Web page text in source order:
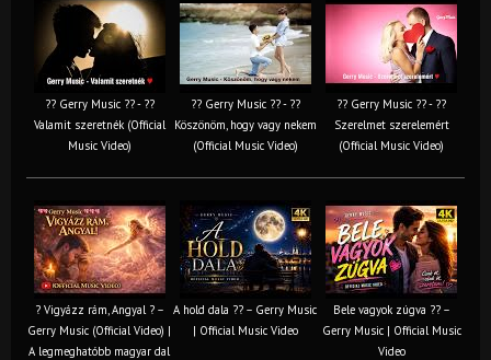
?? Gerry Music ?? - ??
Valamit szeretnék (Official
Music Video)
?? Gerry Music ?? - ??
Köszönöm, hogy vagy nekem
(Official Music Video)
?? Gerry Music ?? - ??
Szerelmet szerelemért
(Official Music Video)
? Vigyázz rám, Angyal ? –
Gerry Music (Official Video) |
A legmeghatóbb magyar dal
A hold dala ?? – Gerry Music
| Official Music Video
Bele vagyok zúgva ?? –
Gerry Music | Official Music
Video